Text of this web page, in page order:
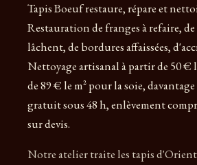
Tapis Boeuf restaure, répare et
Restauration de franges à refaire,
lâchent, de bordures affaissées,
Nettoyage artisanal à partir de 50 €
de 89 € le m² pour la soie,
gratuit sous 48 h, enlèvement
sur devis.
Notre atelier traite les tapis d'Orient